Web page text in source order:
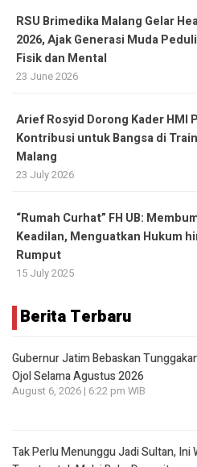
RSU Brimedika Malang Gelar
2026, Ajak Generasi Muda
Fisik dan Mental
23 June 2026
Arief Rosyid Dorong Kader HMI
Kontribusi untuk Bangsa di
Malang
23 July 2026
“Rumah Curhat” FH UB:
Keadilan, Menguatkan Hukum
Rumput
15 July 2025
Berita Terbaru
Gubernur Jatim Bebaskan
Ojol Selama Agustus 2026
August 6, 2026 | 6:22 pm WIB
Tak Perlu Menunggu Jadi Sultan, Ini